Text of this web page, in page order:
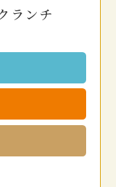
ランチ